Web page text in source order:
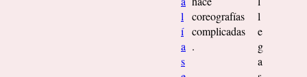
l
í
a
s
coreografías
complicadas
.
l
e
g
a